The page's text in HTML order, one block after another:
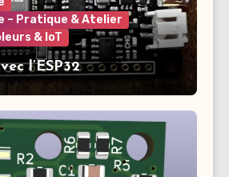
– Pratique & Atelier
& IoT
l’ESP32